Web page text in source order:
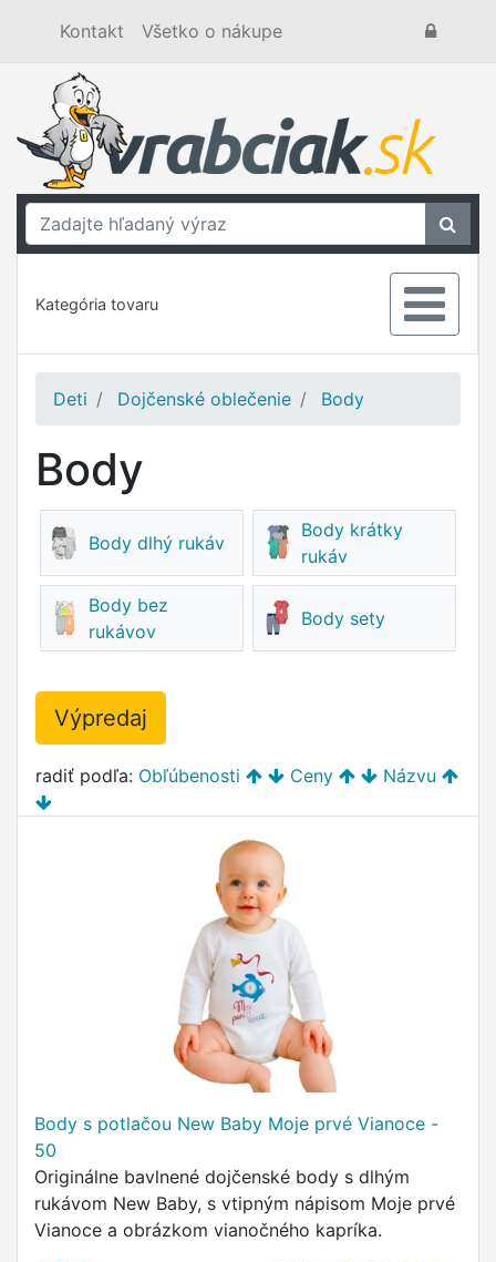
Kontakt Všetko o nákupe
Kategória tovaru
Deti Dojčenské oblečenie Body
Body
Body dlhý rukáv
Body krátky
rukáv
Body bez
rukávov
Body sety
Výpredaj
radiť podľa: Obľúbenosti Ceny Názvu
Body s potlačou New Baby Moje prvé Vianoce -
50
Originálne bavlnené dojčenské body s dlhým
rukávom New Baby, s vtipným nápisom Moje prvé
Vianoce a obrázkom vianočného kapríka.